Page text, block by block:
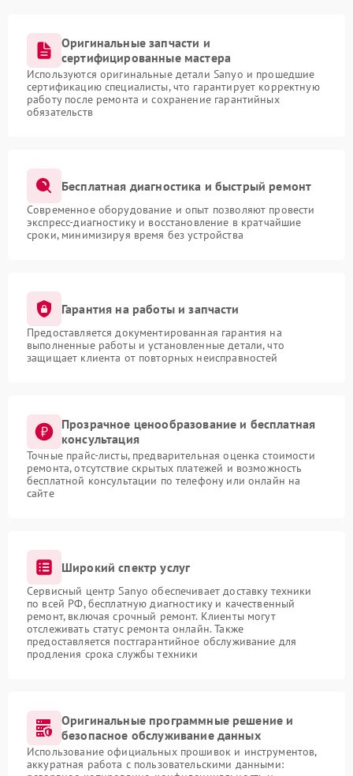
Оригинальные запчасти и
сертифицированные мастера
Используются оригинальные детали Sanyo и прошедшие
сертификацию специалисты, что гарантирует корректную
работу после ремонта и сохранение гарантийных
обязательств
Бесплатная диагностика и быстрый ремонт
Современное оборудование и опыт позволяют провести
экспресс-диагностику и восстановление в кратчайшие
сроки, минимизируя время без устройства
Гарантия на работы и запчасти
Предоставляется документированная гарантия на
выполненные работы и установленные детали, что
защищает клиента от повторных неисправностей
Прозрачное ценообразование и бесплатная
консультация
Точные прайс-листы, предварительная оценка стоимости
ремонта, отсутствие скрытых платежей и возможность
бесплатной консультации по телефону или онлайн на
сайте
Широкий спектр услуг
Сервисный центр Sanyo обеспечивает доставку техники
по всей РФ, бесплатную диагностику и качественный
ремонт, включая срочный ремонт. Клиенты могут
отслеживать статус ремонта онлайн. Также
предоставляется постгарантийное обслуживание для
продления срока службы техники
Оригинальные программные решение и
безопасное обслуживание данных
Использование официальных прошивок и инструментов,
аккуратная работа с пользовательскими данными: